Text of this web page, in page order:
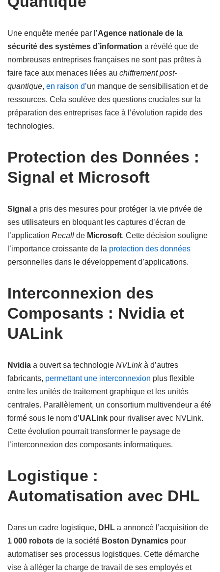
Une enquête menée par l’Agence nationale de la
sécurité des systèmes d’information a révélé que de
nombreuses entreprises françaises ne sont pas prêtes à
faire face aux menaces liées au chiffrement post-
quantique, en raison d’un manque de sensibilisation et de
ressources. Cela soulève des questions cruciales sur la
préparation des entreprises face à l’évolution rapide des
technologies.
Protection des Données :
Signal et Microsoft
Signal a pris des mesures pour protéger la vie privée de
ses utilisateurs en bloquant les captures d’écran de
l’application Recall de Microsoft. Cette décision souligne
l’importance croissante de la protection des données
personnelles dans le développement d’applications.
Interconnexion des
Composants : Nvidia et
UALink
Nvidia a ouvert sa technologie NVLinkà d’autres
fabricants, permettant une interconnexion plus flexible
entre les unités de traitement graphique et les unités
centrales. Parallèlement, un consortium multivendeur a été
formé sous le nom d’UALink pour rivaliser avec NVLink.
Cette évolution pourrait transformer le paysage de
l’interconnexion des composants informatiques.
Logistique :
Automatisation avec DHL
Dans un cadre logistique, DHL a annoncé l’acquisition de
1 000 robots de la société Boston Dynamics pour
automatiser ses processus logistiques. Cette démarche
vise à alléger la charge de travail de ses employés et